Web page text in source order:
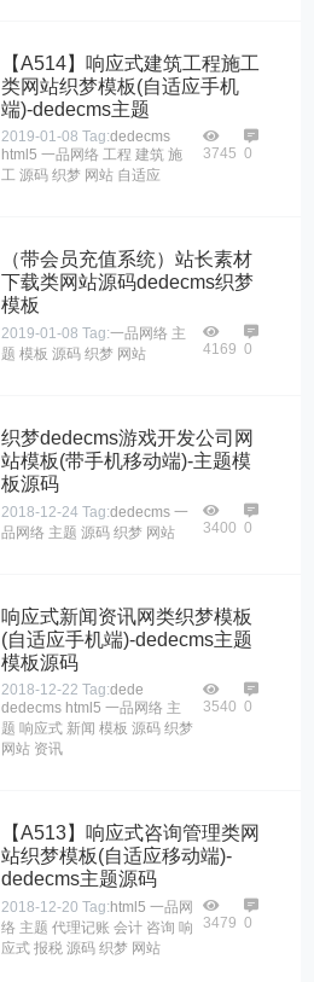
【A514】响应式建筑工程施工
类网站织梦模板(自适应手机
端)-dedecms主题
2019-01-08 Tag:dedecms
html5 一品网络 工程 建筑 施
工 源码 织梦 网站 自适应
3745 0
（带会员充值系统）站长素材
下载类网站源码dedecms织梦
模板
2019-01-08 Tag:一品网络 主
题 模板 源码 织梦 网站 4169 0
织梦dedecms游戏开发公司网
站模板(带手机移动端)-主题模
板源码
2018-12-24 Tag:dedecms 一
品网络 主题 源码 织梦 网站 3400 0
响应式新闻资讯网类织梦模板
(自适应手机端)-dedecms主题
模板源码
2018-12-22 Tag:dede
dedecms html5 一品网络 主
题 响应式 新闻 模板 源码 织梦
网站 资讯
3540 0
【A513】响应式咨询管理类网
站织梦模板(自适应移动端)-
dedecms主题源码
2018-12-20 Tag: html5 一品网
络 主题 代理记账 会计 咨询 响
应式 报税 源码 织梦 网站
3479 0